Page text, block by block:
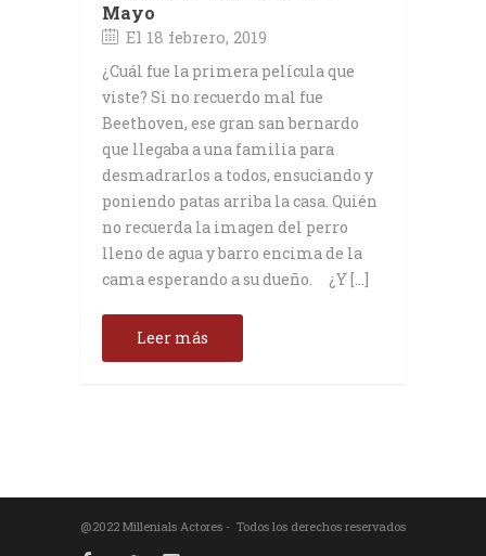
Mayo
El 18 febrero, 2019
¿Cuál fue la primera película que
viste? Si no recuerdo mal fue
Beethoven, ese gran san bernardo
que llegaba a una familia para
desmadrarlos a todos, ensuciando y
poniendo patas arriba la casa. Quién
no recuerda la imagen del perro
lleno de agua y barro encima de la
cama esperando a su dueño. ¿Y […]
Leer más
@2022 Millenials Actores - Todos los derechos reservados